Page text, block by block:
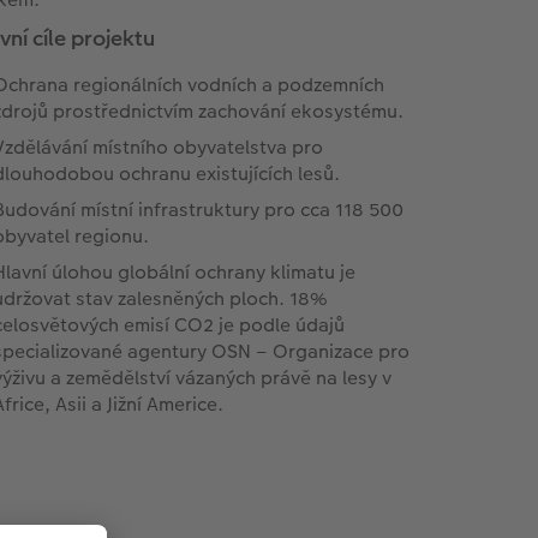
cíle projektu
regionálních vodních a podzemních
prostřednictvím zachování ekosystému.
místního obyvatelstva pro
ochranu existujících lesů.
místní infrastruktury pro cca 118 500
regionu.
úlohou globální ochrany klimatu je
stav zalesněných ploch. 18%
emisí CO2 je podle údajů
agentury OSN – Organizace pro
a zemědělství vázaných právě na lesy v
Asii a Jižní Americe.